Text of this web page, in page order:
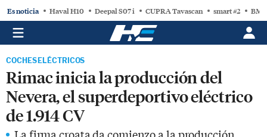
Es noticia Haval H10 Deepal S07 i CUPRA Tavascan smart #2
COCHES ELÉCTRICOS
Rimac inicia la producción del
Nevera, el superdeportivo eléctrico
de 1.914 CV